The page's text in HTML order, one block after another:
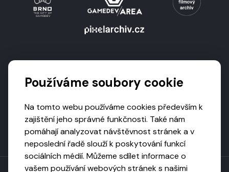
Používáme soubory cookie
Na tomto webu používáme cookies především k
zajištění jeho správné funkčnosti. Také nám
pomáhají analyzovat návštěvnost stránek a v
neposlední řadě slouží k poskytování funkcí
sociálních médií. Můžeme sdílet informace o
vašem používání webových stránek s našimi